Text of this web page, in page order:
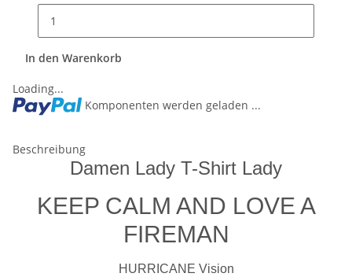
In den Warenkorb
Loading...
Komponenten werden geladen ...
Beschreibung
Damen Lady T-Shirt Lady
KEEP CALM AND LOVE A
FIREMAN
HURRICANE Vision